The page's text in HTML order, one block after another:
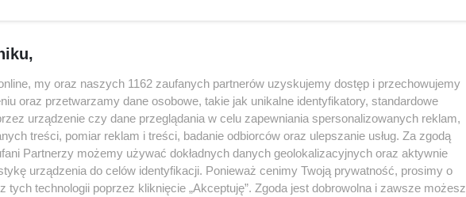
my oraz naszych 1162 zaufanych partnerów uzyskujemy dostęp i przechowujemy
oraz przetwarzamy dane osobowe, takie jak unikalne identyfikatory, standardowe
urządzenie czy dane przeglądania w celu zapewniania spersonalizowanych reklam,
treści, pomiar reklam i treści, badanie odbiorców oraz ulepszanie usług. Za zgodą
Partnerzy możemy używać dokładnych danych geolokalizacyjnych oraz aktywnie
urządzenia do celów identyfikacji. Ponieważ cenimy Twoją prywatność, prosimy o
tych technologii poprzez kliknięcie „Akceptuję”. Zgoda jest dobrowolna i zawsze możesz